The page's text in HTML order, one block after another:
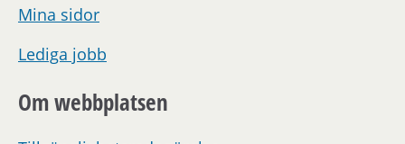
Mina sidor
Lediga jobb
Om webbplatsen